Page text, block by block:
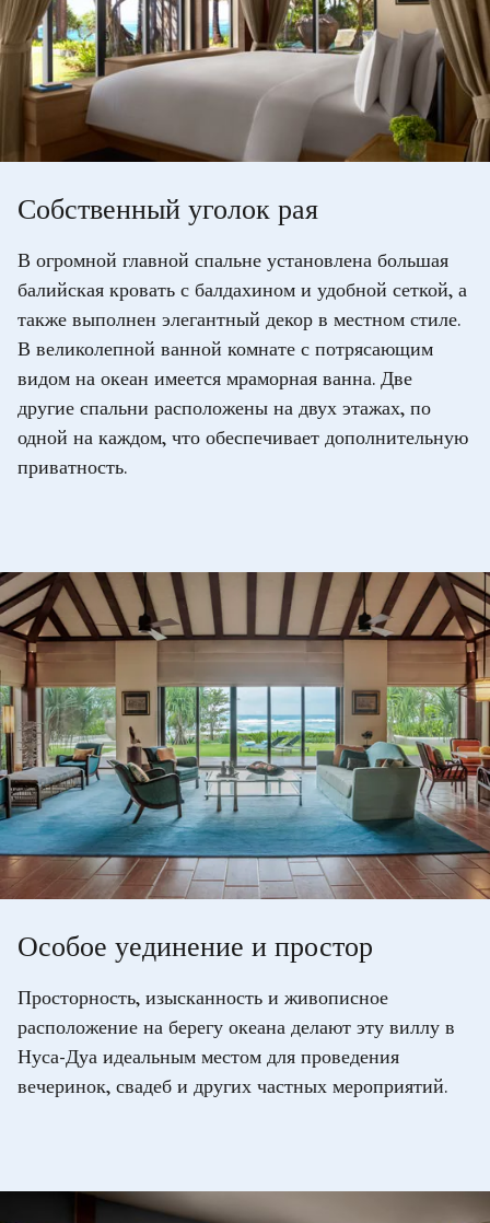
Собственный уголок рая
В огромной главной спальне установлена большая
балийская кровать с балдахином и удобной сеткой, а
также выполнен элегантный декор в местном стиле.
В великолепной ванной комнате с потрясающим
видом на океан имеется мраморная ванна. Две
другие спальни расположены на двух этажах, по
одной на каждом, что обеспечивает дополнительную
приватность.
Особое уединение и простор
Просторность, изысканность и живописное
расположение на берегу океана делают эту виллу в
Нуса-Дуа идеальным местом для проведения
вечеринок, свадеб и других частных мероприятий.